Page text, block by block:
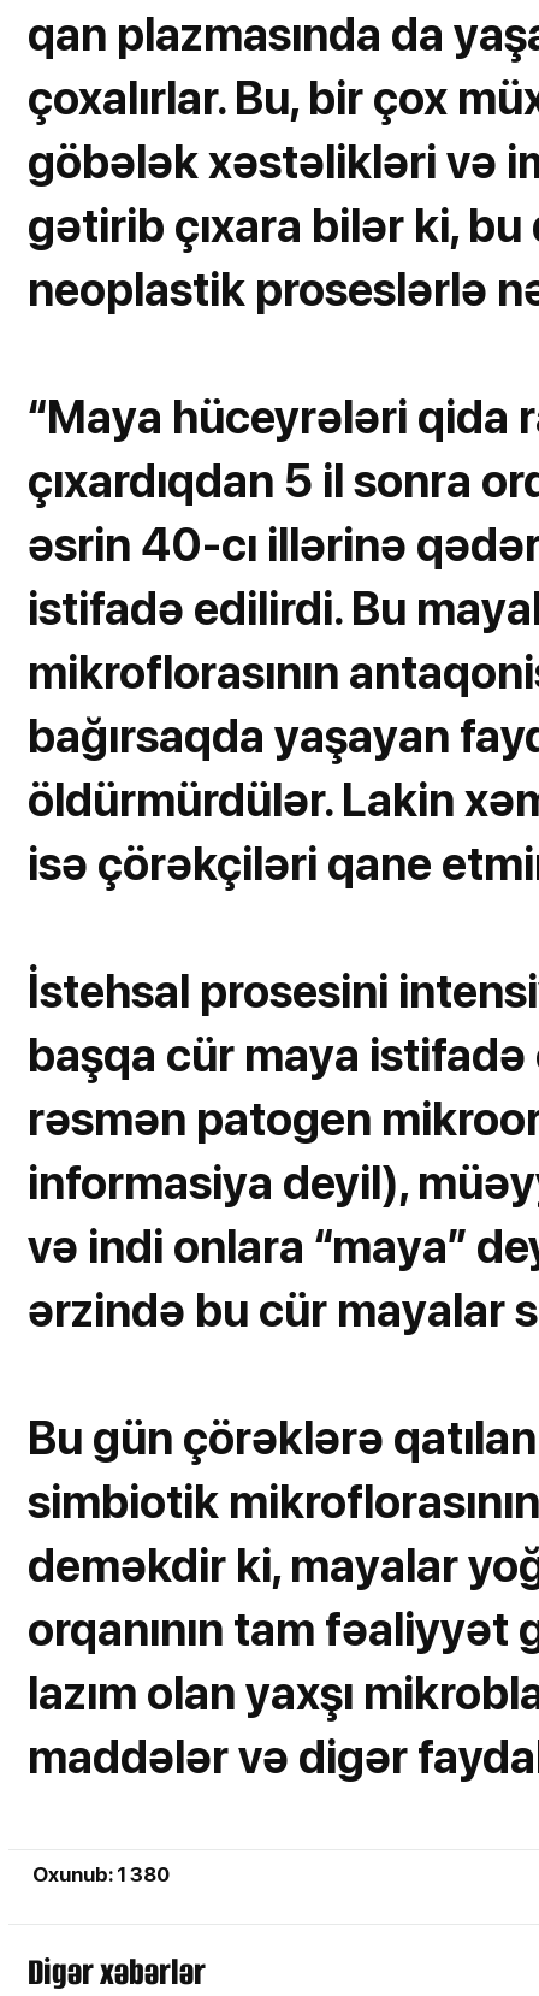
qan plazmasında da
çoxalırlar. Bu, bir çox
göbələk xəstəlikləri və
gətirib çıxara bilər ki,
neoplastik proseslərlə
“Maya hüceyrələri qida
çıxardıqdan 5 il sonra
əsrin 40-cı illərinə
istifadə edilirdi. Bu
mikroflorasının
bağırsaqda yaşayan
öldürmürdülər. Lakin
isə çörəkçiləri qane
İstehsal prosesini
başqa cür maya istifadə
rəsmən patogen
informasiya deyil),
və indi onlara “maya”
ərzində bu cür mayalar
Bu gün çörəklərə
simbiotik
deməkdir ki, mayalar
orqanının tam fəaliyyət
lazım olan yaxşı
maddələr və digər
Oxunub: 1 380
Digər xəbərlər